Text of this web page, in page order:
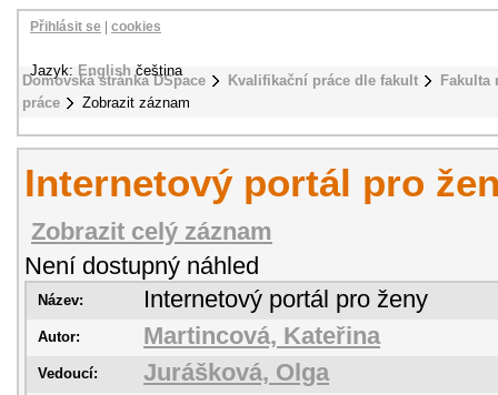
Domovská stránka DSpace Kvalifikační práce dle fakult
práce
Zobrazit záznam
Přihlásit se cookies
Jazyk: English čeština
Internetový portál pro
Zobrazit celý záznam
Není dostupný náhled
Název: Internetový portál pro ženy
Autor: Martincová, Kateřina
Vedoucí: Jurášková, Olga